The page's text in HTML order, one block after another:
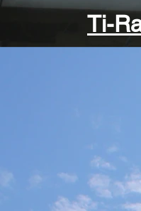
Ti-